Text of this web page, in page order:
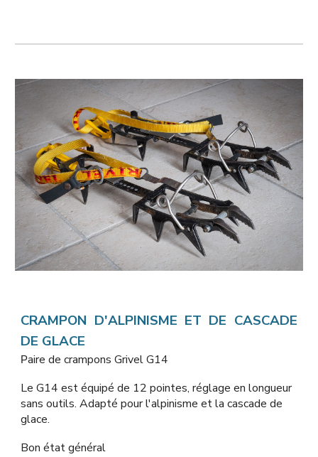
CRAMPON D'ALPINISME ET DE CASCADE
DE GLACE
Paire de crampons Grivel G14
Le G14 est équipé de 12 pointes, réglage en longueur
sans outils. Adapté pour l'alpinisme et la cascade de
glace.
Bon état général